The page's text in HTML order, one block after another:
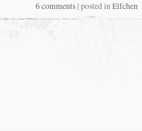
6 comments | posted inElfchen